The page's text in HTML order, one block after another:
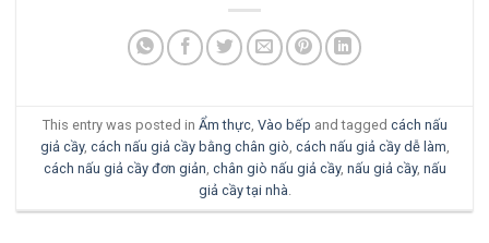
This entry was posted in Ẩm thực, Vào bếp and tagged cách nấu
giả cầy, cách nấu giả cầy bằng chân giò cách nấu giả cầy dễ làm
cách nấu giả cầy đơn giản chân giò nấu giả cầy, nấu giả cầy, nấu
giả cầy tại nhà